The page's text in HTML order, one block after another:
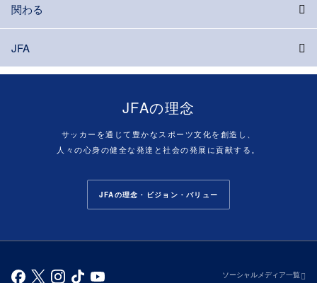
関わる
JFA
JFAの理念
サッカーを通じて豊かなスポーツ文化を創造し、
人々の心身の健全な発達と社会の発展に貢献する。
JFAの理念・ビジョン・バリュー
ソーシャルメディア一覧